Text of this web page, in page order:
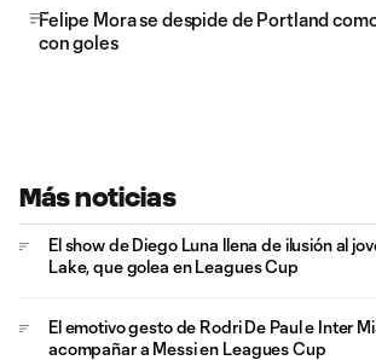
Felipe Mora se despide de Portland
con goles
Más noticias
El show de Diego Luna llena de ilusión al
Lake, que golea en Leagues Cup
El emotivo gesto de Rodri De Paul e Inter
acompañar a Messi en Leagues Cup